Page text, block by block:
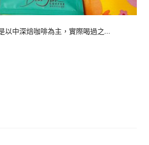
以中深焙咖啡為主，實際喝過之…